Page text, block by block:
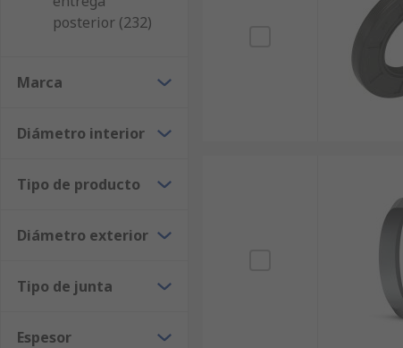
posterior (232)
Marca
Diámetro interior
Tipo de producto
Diámetro exterior
Tipo de junta
Espesor